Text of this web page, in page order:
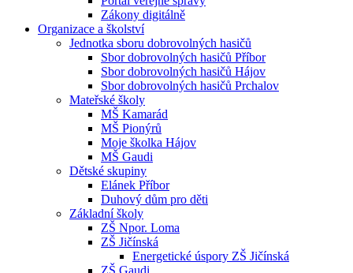
Zákony digitálně
Organizace a školství
Jednotka sboru dobrovolných hasičů
Sbor dobrovolných hasičů Příbor
Sbor dobrovolných hasičů Hájov
Sbor dobrovolných hasičů Prchalov
Mateřské školy
MŠ Kamarád
MŠ Pionýrů
Moje školka Hájov
MŠ Gaudi
Dětské skupiny
Elánek Příbor
Duhový dům pro děti
Základní školy
ZŠ Npor. Loma
ZŠ Jičínská
Energetické úspory ZŠ Jičínská
ZŠ Gaudi